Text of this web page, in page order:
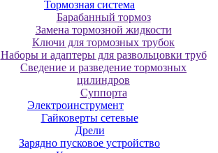
Тормозная система
Барабанный тормоз
Замена тормозной жидкости
Ключи для тормозных трубок
Наборы и адаптеры для развольцовки труб
Сведение и разведение тормозных
цилиндров
Суппорта
Электроинструмент
Гайковерты сетевые
Дрели
Зарядно пусковое устройство